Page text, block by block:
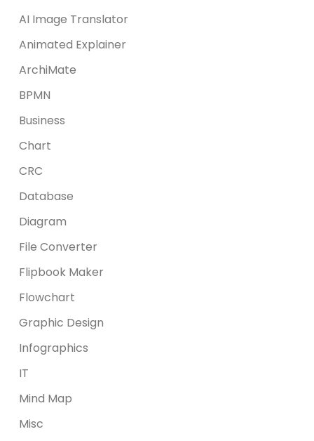
AI Image Translator
Animated Explainer
ArchiMate
BPMN
Business
Chart
CRC
Database
Diagram
File Converter
Flipbook Maker
Flowchart
Graphic Design
Infographics
IT
Mind Map
Misc